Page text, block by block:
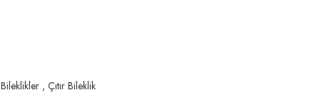
, Çıtır Bileklik